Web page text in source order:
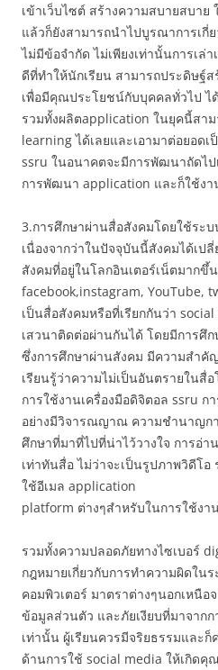
เข้าเว็บไซต์ สร้างความสบายสบาย
แล้วก็ยังสามารถนำไปบูรณาการเกี่
ไม่มีข้อจำกัด ไม่เพียงเท่านั้นการเล่
ดีที่ทำให้นักเรียน สามารถประดิษฐ์
เพื่อมีคุณประโยชน์กับบุคคลทั่วไป ไ
รวมทั้งผลิตapplication ในยุคนี้สา
learning ได้เลยและเอามาต่อยอด
ssru ในอนาคตจะมีการพัฒนาถัดไป
การพัฒนา application และก็ใช้งา
3.การศึกษาผ่านสื่อสังคมโดยใช้ระ
เนื่องจากว่าในปัจจุบันนี้สังคมได้เป
สังคมที่อยู่ในโลกอินเตอร์เน็ตมากขึ้
facebook,instagram, YouTube,
เป็นสื่อสังคมหรือที่เรียกกันว่า
เสวนาติดต่อผ่านกันได้ โดยมีการศึ
ซึ่งการศึกษาผ่านสังคม มีความสำคั
เรียนรู้ว่าความไม่เป็นอันตรายในสื่อ
การใช้งานเครื่องมือดิจิตอล ssru
อย่างมีวิจารณญาณ ความชำนาญก
ศึกษาที่มาที่ไปที่น่าไว้วางใจ การอ่
เท่าทันสื่อ ไม่ว่าจะเป็นรูปภาพวิดีโ
ใช้อีเมล application
platform ต่างๆสำหรับในการใช้งา
รวมทั้งความปลอดภัยทางไซเบอร์
กฎหมายเกี่ยวกับการทำความผิดใน
คอมพิวเตอร์ มาตราต่างๆนอกเหนื
ข้อมูลส่วนตัว และภัยเงียบที่มาจาก
เท่านั้น ผู้เรียนควรมีจริยธรรมและ
ด้านการใช้ social media ให้เกิดคุ